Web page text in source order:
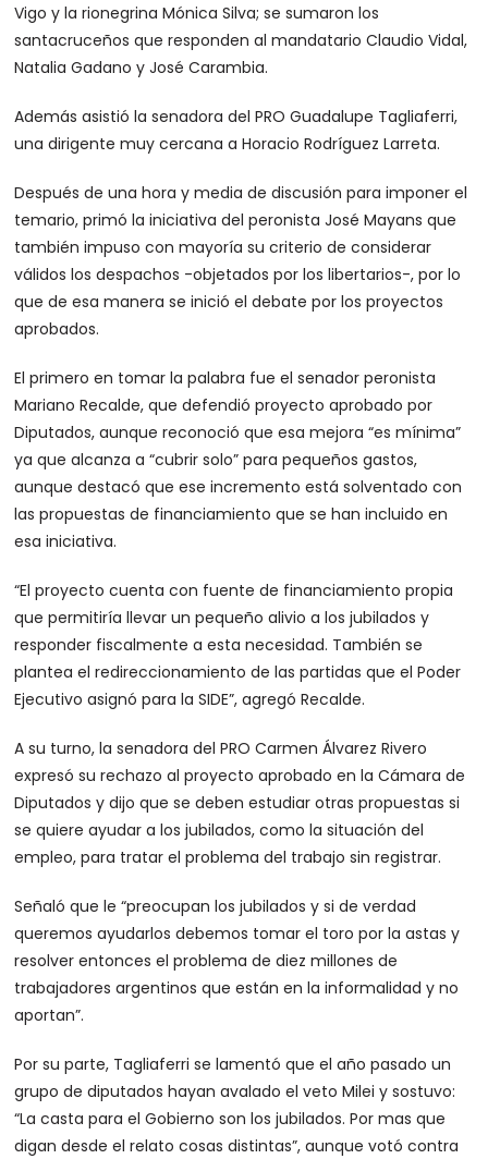
Vigo y la rionegrina Mónica Silva; se sumaron los
santacruceños que responden al mandatario Claudio Vidal,
Natalia Gadano y José Carambia.
Además asistió la senadora del PRO Guadalupe Tagliaferri,
una dirigente muy cercana a Horacio Rodríguez Larreta.
Después de una hora y media de discusión para imponer el
temario, primó la iniciativa del peronista José Mayans que
también impuso con mayoría su criterio de considerar
válidos los despachos -objetados por los libertarios-, por lo
que de esa manera se inició el debate por los proyectos
aprobados.
El primero en tomar la palabra fue el senador peronista
Mariano Recalde, que defendió proyecto aprobado por
Diputados, aunque reconoció que esa mejora “es mínima”
ya que alcanza a “cubrir solo” para pequeños gastos,
aunque destacó que ese incremento está solventado con
las propuestas de financiamiento que se han incluido en
esa iniciativa.
“El proyecto cuenta con fuente de financiamiento propia
que permitiría llevar un pequeño alivio a los jubilados y
responder fiscalmente a esta necesidad. También se
plantea el redireccionamiento de las partidas que el Poder
Ejecutivo asignó para la SIDE”, agregó Recalde.
A su turno, la senadora del PRO Carmen Álvarez Rivero
expresó su rechazo al proyecto aprobado en la Cámara de
Diputados y dijo que se deben estudiar otras propuestas si
se quiere ayudar a los jubilados, como la situación del
empleo, para tratar el problema del trabajo sin registrar.
Señaló que le “preocupan los jubilados y si de verdad
queremos ayudarlos debemos tomar el toro por la astas y
resolver entonces el problema de diez millones de
trabajadores argentinos que están en la informalidad y no
aportan”.
Por su parte, Tagliaferri se lamentó que el año pasado un
grupo de diputados hayan avalado el veto Milei y sostuvo:
“La casta para el Gobierno son los jubilados. Por mas que
digan desde el relato cosas distintas”, aunque votó contra